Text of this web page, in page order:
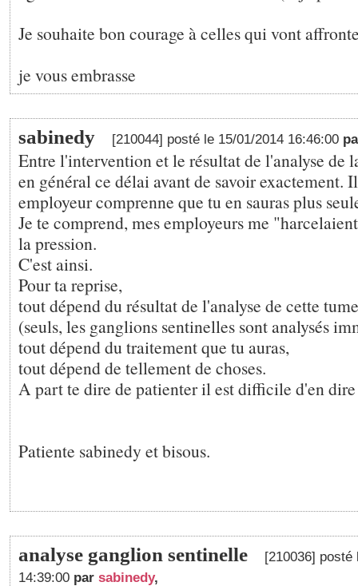
Je souhaite bon courage à celles qui vont
je vous embrasse
sabinedy [210044] posté le 15/01/2014 16:46:00
Entre l'intervention et le résultat de l'analyse de
en général ce délai avant de savoir exactement.
employeur comprenne que tu en sauras plus
Je te comprend, mes employeurs me
la pression.
C'est ainsi.
Pour ta reprise,
tout dépend du résultat de l'analyse de cette
(seuls, les ganglions sentinelles sont analysés
tout dépend du traitement que tu auras,
tout dépend de tellement de choses.
A part te dire de patienter il est difficile d'en
Patiente sabinedy et bisous.
analyse ganglion sentinelle
[210036] posté
14:39:00 par sabinedy,